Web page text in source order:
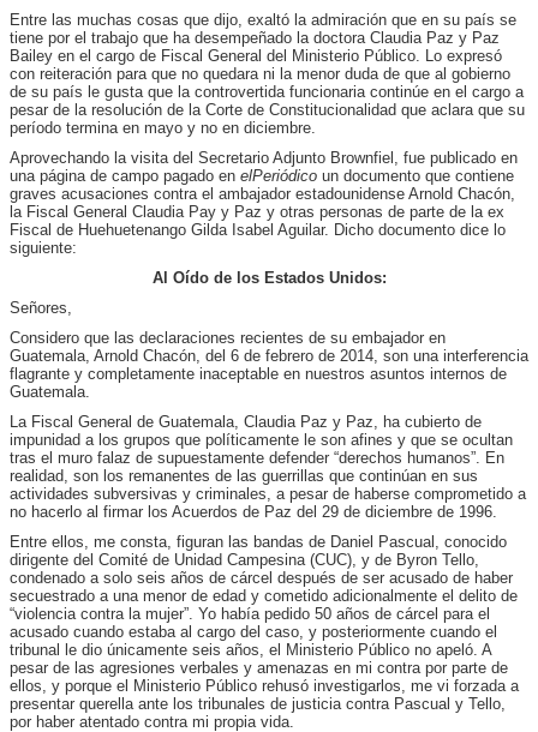
Entre las muchas cosas que dijo, exaltó la admiración que en su país se
tiene por el trabajo que ha desempeñado la doctora Claudia Paz y Paz
Bailey en el cargo de Fiscal General del Ministerio Público. Lo expresó
con reiteración para que no quedara ni la menor duda de que al gobierno
de su país le gusta que la controvertida funcionaria continúe en el cargo a
pesar de la resolución de la Corte de Constitucionalidad que aclara que su
período termina en mayo y no en diciembre.
Aprovechando la visita del Secretario Adjunto Brownfiel, fue publicado en
una página de campo pagado en elPeriódico un documento que contiene
graves acusaciones contra el ambajador estadounidense Arnold Chacón,
la Fiscal General Claudia Pay y Paz y otras personas de parte de la ex
Fiscal de Huehuetenango Gilda Isabel Aguilar. Dicho documento dice lo
siguiente:
Al Oído de los Estados Unidos:
Señores,
Considero que las declaraciones recientes de su embajador en
Guatemala, Arnold Chacón, del 6 de febrero de 2014, son una interferencia
flagrante y completamente inaceptable en nuestros asuntos internos de
Guatemala.
La Fiscal General de Guatemala, Claudia Paz y Paz, ha cubierto de
impunidad a los grupos que políticamente le son afines y que se ocultan
tras el muro falaz de supuestamente defender “derechos humanos”. En
realidad, son los remanentes de las guerrillas que continúan en sus
actividades subversivas y criminales, a pesar de haberse comprometido a
no hacerlo al firmar los Acuerdos de Paz del 29 de diciembre de 1996.
Entre ellos, me consta, figuran las bandas de Daniel Pascual, conocido
dirigente del Comité de Unidad Campesina (CUC), y de Byron Tello,
condenado a solo seis años de cárcel después de ser acusado de haber
secuestrado a una menor de edad y cometido adicionalmente el delito de
“violencia contra la mujer”. Yo había pedido 50 años de cárcel para el
acusado cuando estaba al cargo del caso, y posteriormente cuando el
tribunal le dio únicamente seis años, el Ministerio Público no apeló. A
pesar de las agresiones verbales y amenazas en mi contra por parte de
ellos, y porque el Ministerio Público rehusó investigarlos, me vi forzada a
presentar querella ante los tribunales de justicia contra Pascual y Tello,
por haber atentado contra mi propia vida.